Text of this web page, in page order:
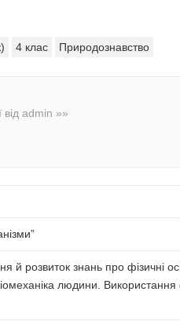
4 клас Природознавство
від admin »»
й розвиток знань про фізичні
людини. Використання